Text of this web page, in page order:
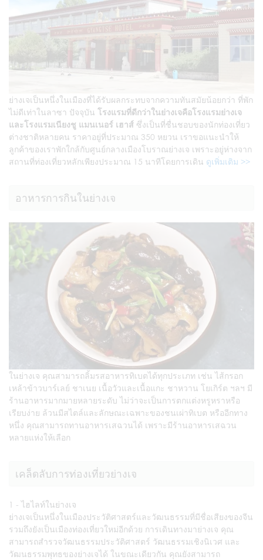
ย่างเจเป็นหนึ่งในเมืองที่ได้รับผลกระทบจากความทันสมัยน้อยกว่า ที่พัก
ไม่ดีเท่าในลาซา ปัจจุบัน โรงแรมที่ดีกว่าในย่างเจคือโรงแรมย่างเจ
และโรงแรมเนียงชู แมนเนอร์ เฮาส์ ซึ่งเป็นที่ชื่นชอบของนักท่องเที่ยว
ต่างชาติหลายคน ราคาอยู่ที่ประมาณ 350 หยวน เราขอแนะนำให้
ลูกค้าของเราพักใกล้กับศูนย์กลางเมืองโบราณย่างเจ เพราะอยู่ห่างจาก
สถานที่ท่องเที่ยวหลักเพียงประมาณ 15 นาทีโดยการเดิน ดูเพิ่มเติม >>
อาหารการกินในย่างเจ
ในย่างเจ คุณสามารถลิ้มรสอาหารทิเบตได้ทุกประเภท เช่น ไส้กรอก
เหล้าข้าวบาร์เลย์ ชาเนย เนื้อวัวและเนื้อแกะ ชาหวาน โยเกิร์ต ฯลฯ มี
ร้านอาหารมากมายหลายระดับ ไม่ว่าจะเป็นการตกแต่งหรูหราหรือ
เรียบง่าย ล้วนมีสไตล์และลักษณะเฉพาะของชนเผ่าทิเบต หรืออีกทาง
หนึ่ง คุณสามารถทานอาหารเสฉวนได้ เพราะมีร้านอาหารเสฉวน
หลายแห่งให้เลือก
เคล็ดลับการท่องเที่ยวย่างเจ
1 - ไฮไลท์ในย่างเจ
ย่างเจเป็นหนึ่งในเมืองประวัติศาสตร์และวัฒนธรรมที่มีชื่อเสียงของจีน
รวมถึงยังเป็นเมืองท่องเที่ยวใหม่อีกด้วย การเดินทางมาย่างเจ คุณ
สามารถสำรวจวัฒนธรรมประวัติศาสตร์ วัฒนธรรมเชิงนิเวศ และ
วัฒนธรรมพุทธของย่างเจได้ ในขณะเดียวกัน คุณยังสามารถ